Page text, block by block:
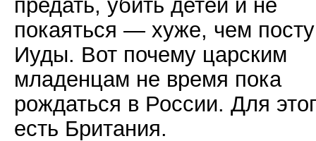
предать, убить детей и не
покаяться — хуже, чем
Иуды. Вот почему царским
младенцам не время пока
рождаться в России. Для
есть Британия.